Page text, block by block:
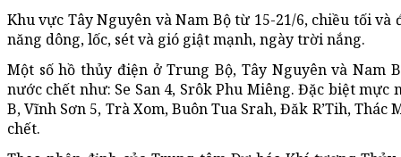
Khu vực Tây Nguyên và Nam Bộ từ 15-21/6, chiều tối
năng dông, lốc, sét và gió giật mạnh, ngày trời nắng.
Một số hồ thủy điện ở Trung Bộ, Tây Nguyên và Nam
nước chết như: Se San 4, Srôk Phu Miêng. Đặc biệt mực
B, Vĩnh Sơn 5, Trà Xom, Buôn Tua Srah, Đăk R’Tih,
chết.